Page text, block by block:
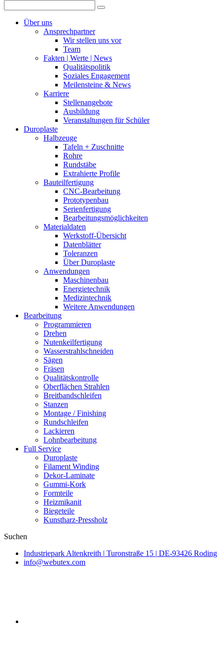
Über uns
Ansprechpartner
Wir stellen uns vor
Team
Fakten | Werte | News
Qualitätspolitik
Soziales Engagement
Meilensteine & News
Karriere
Stellenangebote
Ausbildung
Veranstaltungen für Schüler
Duroplaste
Halbzeuge
Tafeln + Zuschnitte
Rohre
Rundstäbe
Extrahierte Profile
Bauteilfertigung
CNC-Bearbeitung
Prototypenbau
Serienfertigung
Bearbeitungsmöglichkeiten
Materialdaten
Werkstoff-Übersicht
Datenblätter
Toleranzen
Über Duroplaste
Anwendungen
Maschinenbau
Energietechnik
Medizintechnik
Weitere Anwendungen
Bearbeitung
Programmieren
Drehen
Nutenkeilfertigung
Wasserstrahlschneiden
Sägen
Fräsen
Qualitätskontrolle
Oberflächen Strahlen
Breitbandschleifen
Stanzen
Montage / Finishing
Rundschleifen
Lackieren
Lohnbearbeitung
Full Service
Duroplaste
Filament Winding
Dekor-Laminate
Gummi-Kork
Formteile
Heizmikanit
Biegeteile
Kunstharz-Pressholz
Suchen
Industriepark Altenkreith | Turonstraße 15 | DE-93426 Roding
info@webutex.com